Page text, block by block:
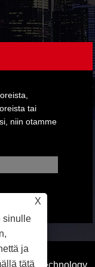
tai
niin otamme
Technology
X
sinulle
ja
tätä